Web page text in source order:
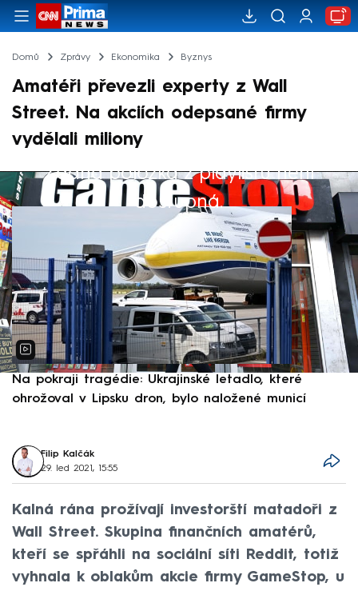
Domů Zprávy Ekonomika Byznys
Amatéři převezli experty z Wall
Street. Na akciích odepsané firmy
vydělali miliony
Žádná položka z playlistu není
dostupná.
Výběr redakce
Na pokraji tragédie: Ukrajinské letadlo, které
ohrožoval v Lipsku dron, bylo naložené municí
Filip Kalčák
29. led 2021, 15:55
Kalná rána prožívají investorští matadoři z
Wall Street. Skupina finančních amatérů,
kteří se spřáhli na sociální síti Reddit, totiž
vyhnala k oblakům akcie firmy GameStop, u